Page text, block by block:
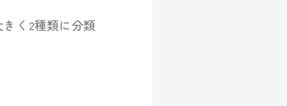
く2種類に分類